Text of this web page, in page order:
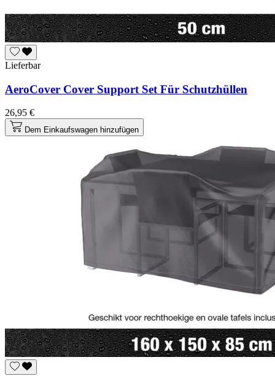
Lieferbar
AeroCover Cover Support Set Für Schutzhüllen
26,95 €
Dem Einkaufswagen hinzufügen